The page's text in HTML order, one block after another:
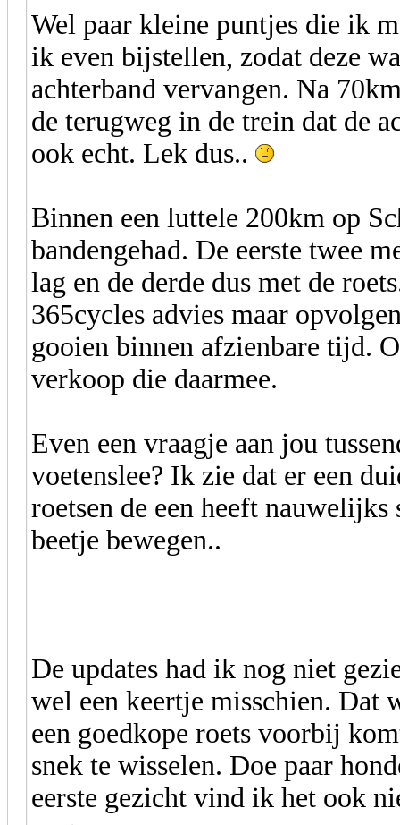
Wel paar kleine puntjes die ik
ik even bijstellen, zodat deze
achterband vervangen. Na
de terugweg in de trein dat de
ook echt. Lek dus..
Binnen een luttele 200km op
bandengehad. De eerste twee
lag en de derde dus met de
365cycles advies maar
gooien binnen afzienbare tijd.
verkoop die daarmee.
Even een vraagje aan jou
voetenslee? Ik zie dat er een
roetsen de een heeft
beetje bewegen..
De updates had ik nog niet
wel een keertje misschien. Dat
een goedkope roets voorbij
snek te wisselen. Doe paar
eerste gezicht vind ik het ook